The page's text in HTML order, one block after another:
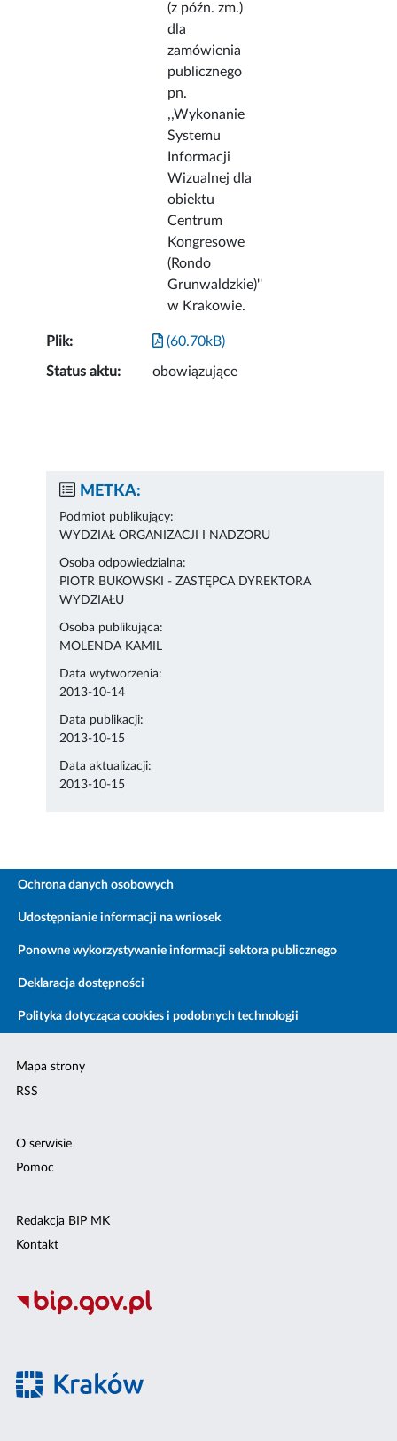
(z późn. zm.)
dla
zamówienia
publicznego
pn.
,,Wykonanie
Systemu
Informacji
Wizualnej dla
obiektu
Centrum
Kongresowe
(Rondo
Grunwaldzkie)''
w Krakowie.
Plik: (60.70kB)
Status aktu: obowiązujące
METKA:
Podmiot publikujący:
WYDZIAŁ ORGANIZACJI I NADZORU
Osoba odpowiedzialna:
PIOTR BUKOWSKI - ZASTĘPCA DYREKTORA
WYDZIAŁU
Osoba publikująca:
MOLENDA KAMIL
Data wytworzenia:
2013-10-14
Data publikacji:
2013-10-15
Data aktualizacji:
2013-10-15
Ochrona danych osobowych
Udostępnianie informacji na wniosek
Ponowne wykorzystywanie informacji sektora publicznego
Deklaracja dostępności
Polityka dotycząca cookies i podobnych technologii
Mapa strony
RSS
O serwisie
Pomoc
Redakcja BIP MK
Kontakt